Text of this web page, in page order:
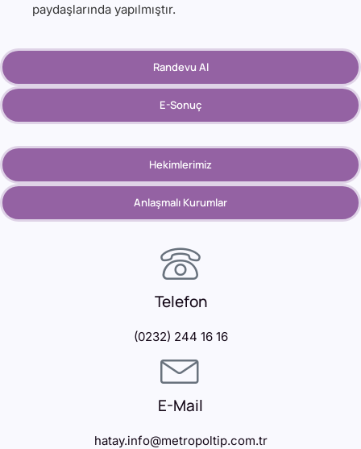
paydaşlarında yapılmıştır.
Randevu Al
E-Sonuç
Hekimlerimiz
Anlaşmalı Kurumlar
Telefon
(0232) 244 16 16
E-Mail
hatay.info@metropoltip.com.tr